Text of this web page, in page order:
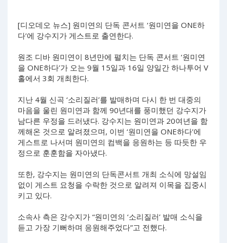
[디오데오 뉴스] 원미연의 단독 콘서트 ‘원미연을 ONE하
다’에 강수지가 게스트로 출연한다.
원조 디바 원미연이 8년만에 펼치는 단독 콘서트 ‘원미연
을 ONE하다’가 오는 9월 15일과 16일 양일간 하나투어 V
홀에서 3회 개최한다.
지난 4월 신곡 ‘소리질러’를 발매하며 다시 한 번 대중의
마음을 울린 원미연과 함께 90년대를 풍미했던 강수지가
남다른 우정을 드러냈다. 강수지는 원미연과 20여년을 함
께해온 것으로 알려졌으며, 이번 ‘원미연을 ONE하다’에
게스트로 나서며 원미연의 컴백을 응원하는 등 따듯한 우
정으로 훈훈함을 자아냈다.
또한, 강수지는 원미연의 단독콘서트 개최 소식에 망설임
없이 게스트 요청을 수락한 것으로 알려져 이목을 집중시
키고 있다.
소속사 측은 강수지가 “원미연의 ‘소리질러’ 발매 소식을
듣고 가장 기뻐하며 응원해주었다”고 전했다.